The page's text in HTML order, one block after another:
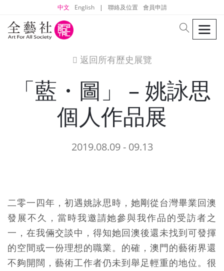
中文 English | 聯絡及位置 會員申請
search
icon
返回所有歷史展覽
「藍・圖」 – 姚詠思
個人作品展
2019.08.09 - 09.13
二零一四年，初遇姚詠思時，她剛從台灣畢業回澳
發展不久，當時我邀請她參與我作品的受訪者之
一，在我倆交談中，得知她回澳後還未找到可發揮
的空間或一份理想的職業。的確，澳門的藝術界還
不夠開闊，藝術工作者仍未到舉足輕重的地位。很